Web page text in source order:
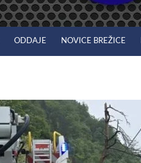
ODDAJE NOVICE BREŽICE